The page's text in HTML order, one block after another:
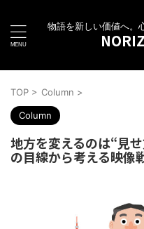
物語を新しい価値へ。
TOP > Column >
Column
地方を変えるのは“見
の目線から考える映像